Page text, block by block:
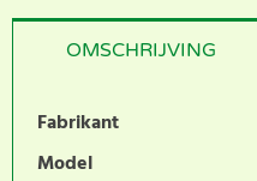
OMSCHRIJVING
Fabrikant
Model